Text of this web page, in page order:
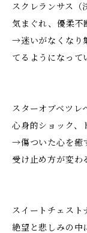
スクレランサス（
気まぐれ、優柔不
→迷いがなくなり
てるようになって
スターオブベツレ
心身的ショック、
→傷ついた心を癒
受け止め方が変わ
スイートチェスト
絶望と悲しみの中